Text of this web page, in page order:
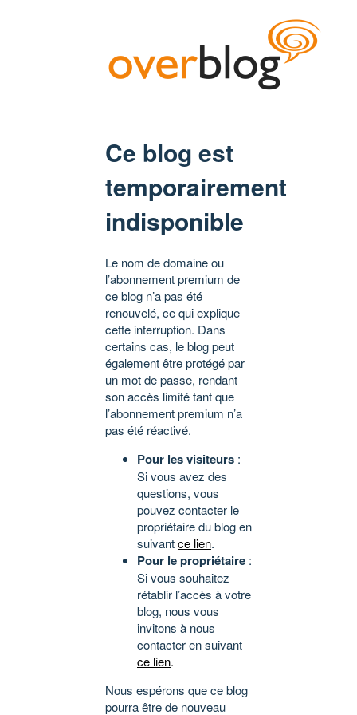
Ce blog est
temporairement
indisponible
Le nom de domaine ou
l’abonnement premium de
ce blog n’a pas été
renouvelé, ce qui explique
cette interruption. Dans
certains cas, le blog peut
également être protégé par
un mot de passe, rendant
son accès limité tant que
l’abonnement premium n’a
pas été réactivé.
Pour les visiteurs :
Si vous avez des
questions, vous
pouvez contacter le
propriétaire du blog en
suivantce lien.
Pour le propriétaire :
Si vous souhaitez
rétablir l’accès à votre
blog, nous vous
invitons à nous
contacter en suivant
ce lien.
Nous espérons que ce blog
pourra être de nouveau